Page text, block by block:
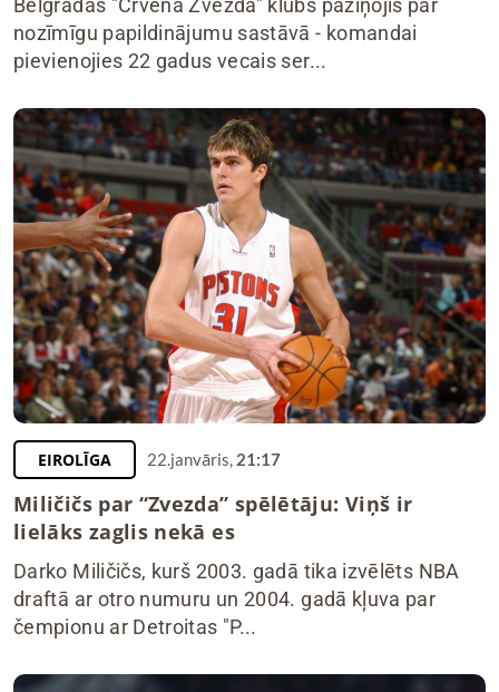
Belgradas "Crvena Zvezda" klubs paziņojis par
nozīmīgu papildinājumu sastāvā - komandai
pievienojies 22 gadus vecais ser...
EIROLĪGA 22.janvāris, 21:17
Miličičs par “Zvezda” spēlētāju: Viņš ir
lielāks zaglis nekā es
Darko Miličičs, kurš 2003. gadā tika izvēlēts NBA
draftā ar otro numuru un 2004. gadā kļuva par
čempionu ar Detroitas "P...